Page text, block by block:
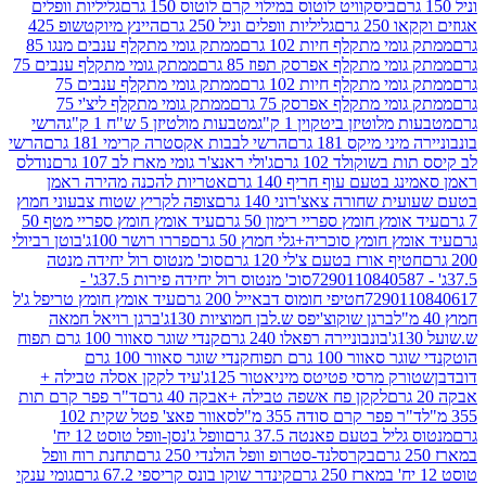
ביסקוויט לוטוס במילוי קרם לוטוס 150 גרם
גליליות וופלים
גרם
גליליות וופלים וניל 250 גרם
היינץ מיוקטשופ 425
מתקלף חיות 102 גרם
ממתק גומי מתקלף ענבים מנגו 85
מתקלף אפרסק תפוז 85 גרם
ממתק גומי מתקלף ענבים 75
מתקלף חיות 102 גרם
ממתק גומי מתקלף ענבים 75
מתקלף אפרסק 75 גרם
ממתק גומי מתקלף ליצ'י 75
ביטקוין 1 ק"ג
מטבעות מולטיזן 5 ש"ח 1 ק"ג
הרשי
מיקס 181 גרם
הרשי לבבות אקסטרה קרימי 181 גרם
הרשי
102 גרם
ג'ולי ראנצ'ר גומי מארז לב 107 גרם
נודלס
עוף חריף 140 גרם
אטריות להכנה מהירה ראמן
שחורה צאצ'רוני 140 גרם
צופה לקריץ שטוח צבעוני חמוץ
חומץ ספריי רימון 50 גרם
עיד אומץ חומץ ספריי מטף 50
חומץ סוכריה+גלי חמוץ 50 גרם
פררו רושר 100ג'
בוטן רביולי
אורז בטעם צ'לי 120 גרם
סוכ' מנטוס רול יחידה מנטה
סוכ' מנטוס רול יחידה פירות 37.5ג' -
חטיפי חומוס דבאייל 200 גרם
עיד אומץ חומץ טריפל ג'ל
ברגן שוקוצ'יפס ש.לבן חמוציות 130ג'
ברגן רויאל חמאה
בונבוניירה רפאלו 240 גרם
קנדי שוגר סאוור 100 גרם תפוח
100 גרם תפוח
קנדי שוגר סאוור 100 גרם
מרסי פטיטס מיניאטור 125ג'
עיד לקקן אסלה טבילה +
לקקן פח אשפה טבילה +אבקה 40 גרם
ד"ר פפר קרם תות
פפר קרם סודה 355 מ"ל
סאוור פאצ' פטל שקית 102
בטעם פאנטה 37.5 גרם
וופל ג'נסן-וופל טוסט 12 יח'
בקרסלנד-סטרופ וופל הולנדי 250 גרם
תחנת רוח וופל
קינדר שוקו בונס קריספי 67.2 גרם
גומי ענקי